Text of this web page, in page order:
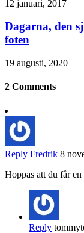
12 januari, 2017
Dagarna, den
foten
19 augusti, 2020
2 Comments
Reply Fredrik 8
Hoppas att du får
Reply